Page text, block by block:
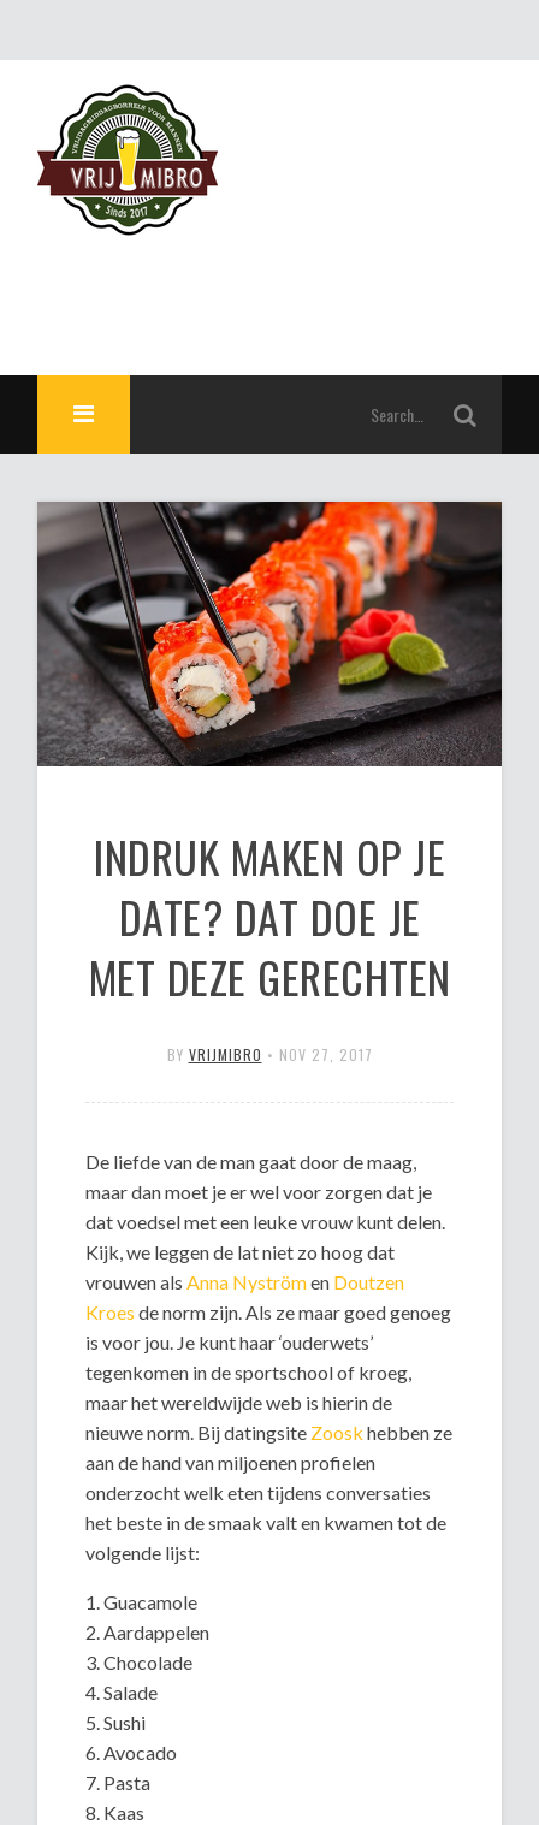
INDRUK MAKEN OP JE
DATE? DAT DOE JE
MET DEZE GERECHTEN
BY VRIJMIBRO • NOV 27, 2017
De liefde van de man gaat door de maag,
maar dan moet je er wel voor zorgen dat je
dat voedsel met een leuke vrouw kunt delen.
Kijk, we leggen de lat niet zo hoog dat
vrouwen alsAnna Nyströmen Doutzen
Kroes de norm zijn. Als ze maar goed genoeg
is voor jou. Je kunt haar ‘ouderwets’
tegenkomen in de sportschool of kroeg,
maar het wereldwijde web is hierin de
nieuwe norm. Bij datingsite Zoosk hebben ze
aan de hand van miljoenen profielen
onderzocht welk eten tijdens conversaties
het beste in de smaak valt en kwamen tot de
volgende lijst:
1. Guacamole
2. Aardappelen
3. Chocolade
4. Salade
5. Sushi
6. Avocado
7. Pasta
8. Kaas